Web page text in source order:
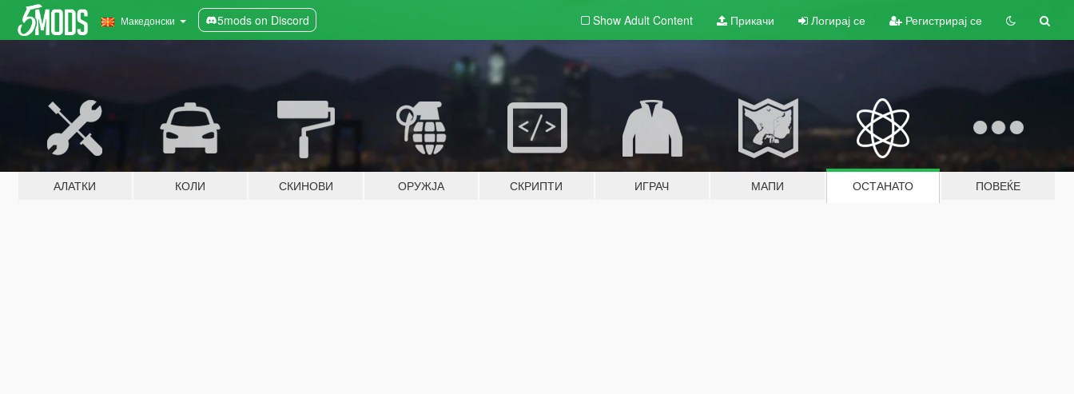
Македонски 5mods on Discord Show Adult Content Прикачи Логирај се Регистрирај се
АЛАТКИ КОЛИ СКИНОВИ ОРУЖЈА СКРИПТИ ИГРАЧ МАПИ ОСТАНАТО ПОВЕЌЕ